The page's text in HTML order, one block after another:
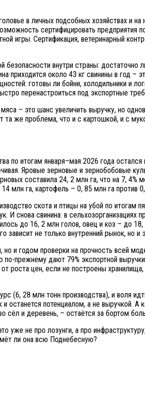
в личных подсобных хозяйствах и
сертифицировать предприятия
игры. Сертификация, ветеринарный
безопасности внутри страны:
приходится около 43 кг свинины в год
готовы ли бойни, холодильники и
перенастроиться под экспортные
– это шанс увеличить выручку, но
та же проблема, что и с картошкой, и с
по итогам января–мая 2026 года
Яровые зерновые и зернобобовые
составила 24, 2 млн га, что на 7,
млн га, картофель – 0, 85 млн га
скота и птицы на убой по
снова свинина: в
до 16, 2 млн голов, овец и коз – до
зависит не только внутренний рынок, но и
и годом проверки на прочность всей
прежнему дают 79% экспортной
роста цен, если не построены
(6, 28 млн тонн производства), и воля
останется потенциалом, а не выручкой.
сёл и деревень, – остаётся за бортом
уже не про лозунги, а про
ли она всю Поднебесную?